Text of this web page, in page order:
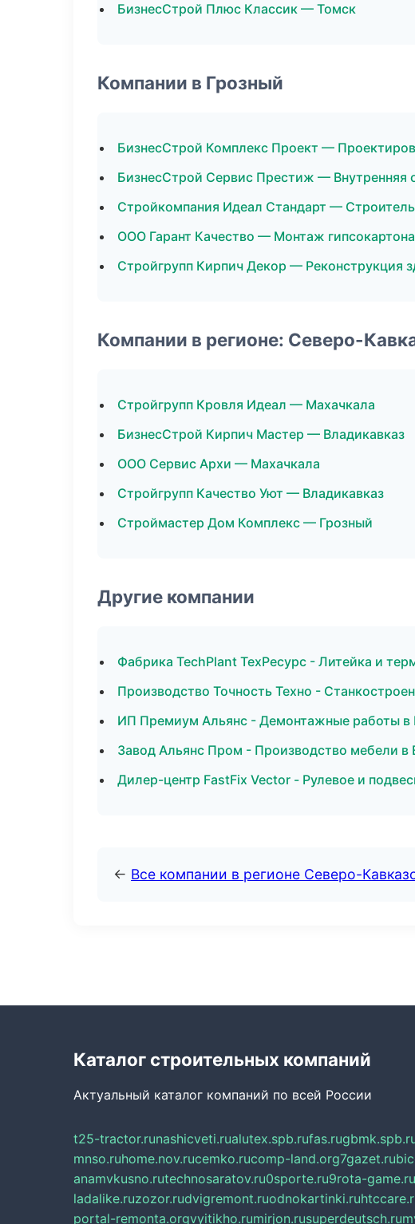
БизнесСтрой Плюс Классик — Томск
Компании в Грозный
БизнесСтрой Комплекс Проект —
БизнесСтрой Сервис Престиж — Внутренняя
Стройкомпания Идеал Стандарт —
ООО Гарант Качество — Монтаж гипсокартона
Стройгрупп Кирпич Декор — Реконструкция
Компании в регионе: Северо-
Стройгрупп Кровля Идеал — Махачкала
БизнесСтрой Кирпич Мастер — Владикавказ
ООО Сервис Архи — Махачкала
Стройгрупп Качество Уют — Владикавказ
Строймастер Дом Комплекс — Грозный
Другие компании
Фабрика TechPlant ТехРесурс - Литейка и
Производство Точность Техно -
ИП Премиум Альянс - Демонтажные работы в
Завод Альянс Пром - Производство мебели в
Дилер-центр FastFix Vector - Рулевое и
← Все компании в регионе Северо-
Каталог строительных компаний
Актуальный каталог компаний по всей России
t25-tractor.runashicveti.rualutex.spb.rufas.ru
mnso.ruhome.nov.rucemko.rucomp-land.org7gazet.ru
anamvkusno.rutechnosaratov.ru0sporte.ru9rota-game.ru
ladalike.ruzozor.rudvigremont.ruodnokartinki.ru
portal-remonta.orgvyitikho.rumirjon.rusuperdeutsch.ru